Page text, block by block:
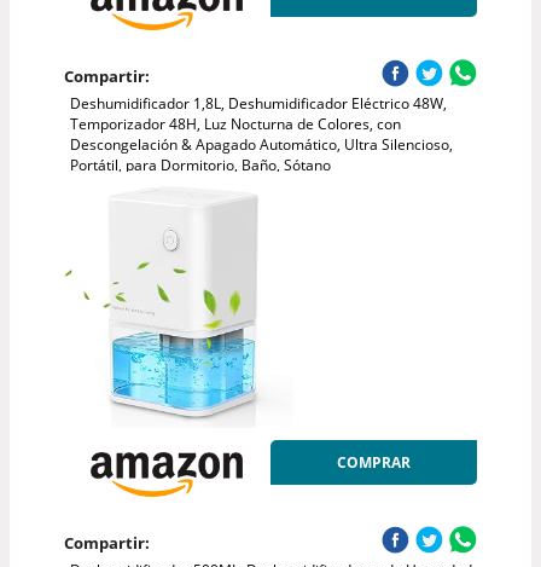
Compartir:
Deshumidificador 1,8L, Deshumidificador Eléctrico 48W,
Temporizador 48H, Luz Nocturna de Colores, con
Descongelación & Apagado Automático, Ultra Silencioso,
Portátil, para Dormitorio, Baño, Sótano
COMPRAR
Compartir: